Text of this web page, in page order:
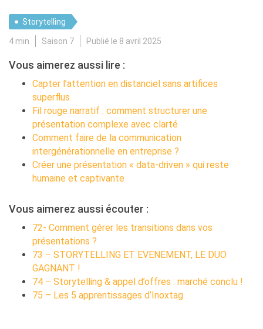
Storytelling
4 min Saison 7 Publié le 8 avril 2025
Vous aimerez aussi lire :
Capter l’attention en distanciel sans artifices
superflus
Fil rouge narratif : comment structurer une
présentation complexe avec clarté
Comment faire de la communication
intergénérationnelle en entreprise ?
Créer une présentation « data-driven » qui reste
humaine et captivante
Vous aimerez aussi écouter :
72- Comment gérer les transitions dans vos
présentations ?
73 – STORYTELLING ET EVENEMENT, LE DUO
GAGNANT !
74 – Storytelling & appel d’offres : marché conclu !
75 – Les 5 apprentissages d’Inoxtag